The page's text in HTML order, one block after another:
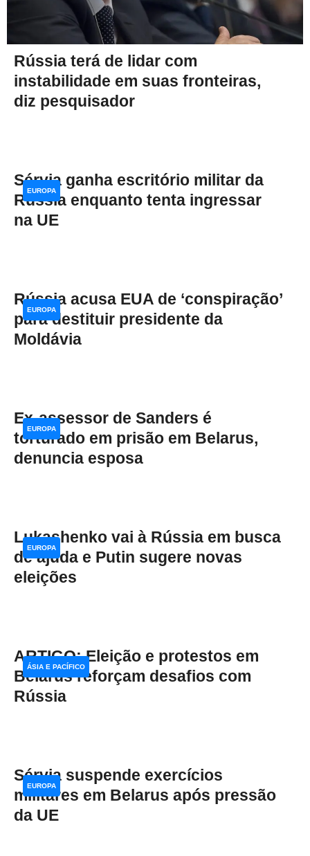
Rússia terá de lidar com
instabilidade em suas fronteiras,
diz pesquisador
Sérvia ganha escritório militar da
Rússia enquanto tenta ingressar
na UE
EUROPA
Rússia acusa EUA de ‘conspiração’
para destituir presidente da
Moldávia
EUROPA
Ex-assessor de Sanders é
torturado em prisão em Belarus,
denuncia esposa
EUROPA
Lukashenko vai à Rússia em busca
de ajuda e Putin sugere novas
eleições
EUROPA
ARTIGO: Eleição e protestos em
Belarus reforçam desafios com
Rússia
ÁSIA E PACÍFICO
Sérvia suspende exercícios
militares em Belarus após pressão
da UE
EUROPA